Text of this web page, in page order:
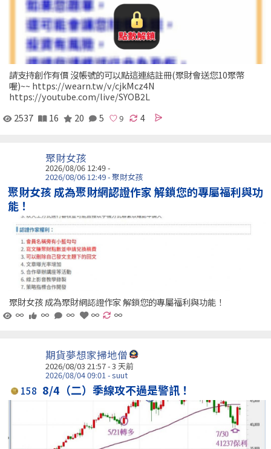
請支持創作有價 沒帳號的可以點這連結註冊(聚財會送您10聚幣
喔)~~ https://wearn.tw/v/cjkMcz4N
https://youtube.com/live/SYOB2L
2537
16 20 5 4
聚財女孩
2026/08/06 12:49 -
2026/08/06 12:49 - 聚財女孩
聚財女孩 成為聚財網認證作家 解鎖您的專屬福利與功
能！
聚財女孩 成為聚財網認證作家 解鎖您的專屬福利與功能！
∞
∞ ∞ ∞ ∞
期貨夢想家掃地僧
2026/08/03 21:57 - 3 天前
2026/08/04 09:01 - suut
158 8/4（二）季線攻不過是警訊！